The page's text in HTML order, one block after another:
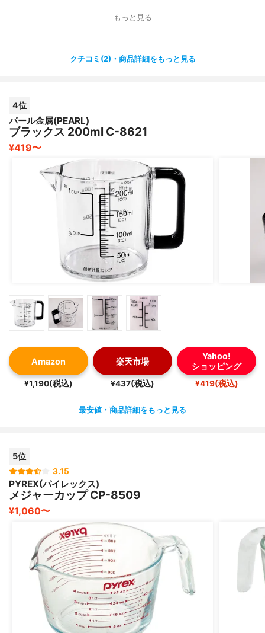
もっと見る
クチコミ(2)・商品詳細をもっと見る
4位
パール金属(PEARL)
ブラックス 200ml C-8621
¥419〜
Amazon
¥1,190(税込)
楽天市場
¥437(税込)
Yahoo!
ショッピング
¥419(税込)
最安値・商品詳細をもっと見る
5位
3.15
PYREX(パイレックス)
メジャーカップ CP-8509
¥1,060〜